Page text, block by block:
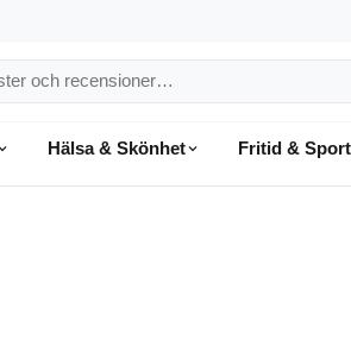
Hälsa & Skönhet Fritid & Sport